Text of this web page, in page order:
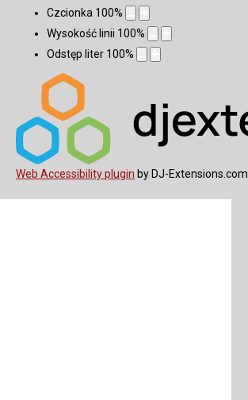
Czcionka 100%
Wysokość linii 100%
Odstęp liter 100%
Web Accessibility plugin by DJ-Extensions.com